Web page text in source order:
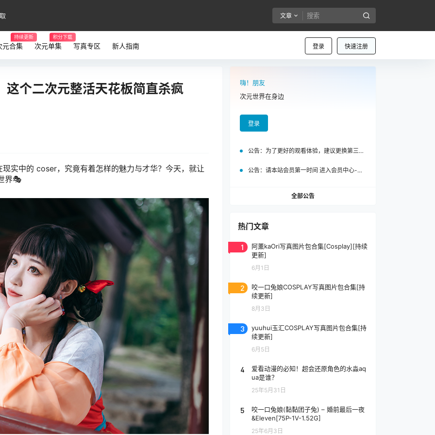
文章
登录 快速注册
元合集
持续更新
次元单集
积分下载
写真专区 新人指南
这个二次元整活天花板简直杀疯
实中的 coser，究竟有着怎样的魅力与才华？今天，就让
界🎭
嗨！朋友
次元世界在身边
登录
公告： 为了更好的观看体验，建议更换第三方浏览器访问泡面站
公告： 请本站会员第一时间 进入会员中心-我的设置中为您的账号绑定邮箱!
全部公告
热门文章
1
阿薰kaOri写真图片包合集[Cosplay][持续
更新]
6月1日
2
咬一口兔娘COSPLAY写真图片包合集[持
续更新]
8月3日
3
yuuhui玉汇COSPLAY写真图片包合集[持
续更新]
6月5日
4
爱看动漫的必知！超会还原角色的水淼aq
ua是谁？
25年5月31日
5
咬一口兔娘(黏黏团子兔) – 婚前最后一夜
&Eleven[75P-1V-1.52G]
25年6月3日